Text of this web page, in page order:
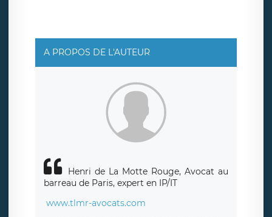
rue Léopold Sédar Senghor, joignable à l’adresse mail :
responsabledetraitement@legavox.fr. Vous avez
également le droit d’introduire une réclamation auprès
d’une autorité de contrôle.
A PROPOS DE L'AUTEUR
Henri de La Motte Rouge, Avocat au
barreau de Paris, expert en IP/IT
www.tlmr-avocats.com